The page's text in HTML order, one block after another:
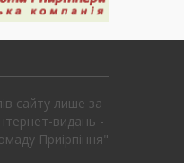
сайту лише за
видань -
Приірпіння"